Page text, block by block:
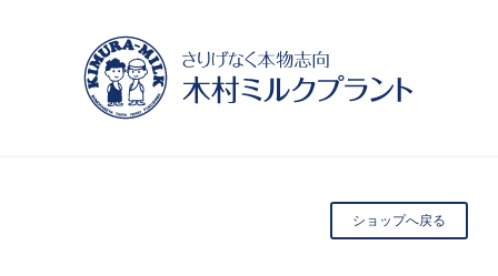
ショップへ戻る